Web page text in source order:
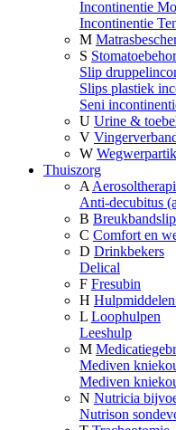
Incontinentie
Incontinentie
M
S
Slip
Slips plastiek
Seni
U Urine &
V
W
Thuiszorg
A
Anti-decubitus
B
C Comfort en
D Drinkbekers
Delical
F Fresubin
H
L Loophulpen
Leeshulp
M
Mediven
Mediven
N Nutricia
Nutrison